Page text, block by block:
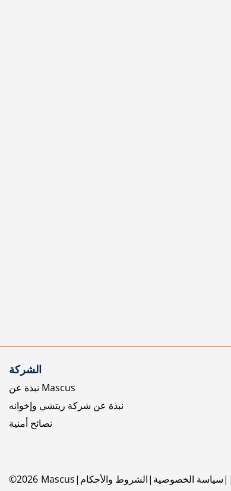
الشركة
نبذة عن Mascus
نبذة عن شركة ريتشي وإخوانه
نصائح أمنية
©2026 Mascus الشروط والأحكام سياسة الخصوصية